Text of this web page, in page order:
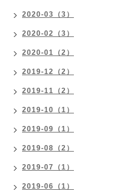
2020-03（3）
2020-02（3）
2020-01（2）
2019-12（2）
2019-11（2）
2019-10（1）
2019-09（1）
2019-08（2）
2019-07（1）
2019-06（1）